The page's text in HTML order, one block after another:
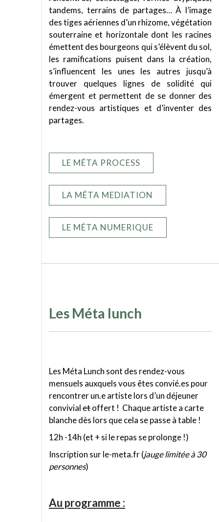
tandems, terrains de partages… À l’image
des tiges aériennes d’un rhizome, végétation
souterraine et horizontale dont les racines
émettent des bourgeons qui s’élèvent du sol,
les ramifications puisent dans la création,
s’influencent les unes les autres jusqu’à
trouver quelques lignes de solidité qui
émergent et permettent de se donner des
rendez-vous artistiques et d’inventer des
partages.
LE MÉTA PROCESS
LA MÉTA MEDIATION
LE MÉTA NUMERIQUE
Les Méta lunch
Les Méta Lunch sont des rendez-vous
mensuels auxquels vous êtes convié.es pour
rencontrer un.e artiste lors d’un déjeuner
convivialetoffert ! Chaque artiste a carte
blanche dès lors que cela se passe à table !
12h -14h (et + si le repas se prolonge !)
Inscription sur le-meta.fr (jauge limitée à 30
personnes)
Au programme :